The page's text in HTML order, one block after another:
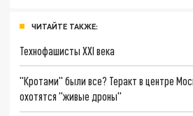
ЧИТАЙТЕ ТАКЖЕ:
Технофашисты XXI века
"Кротами" были все? Теракт в центре
охотятся "живые дроны"